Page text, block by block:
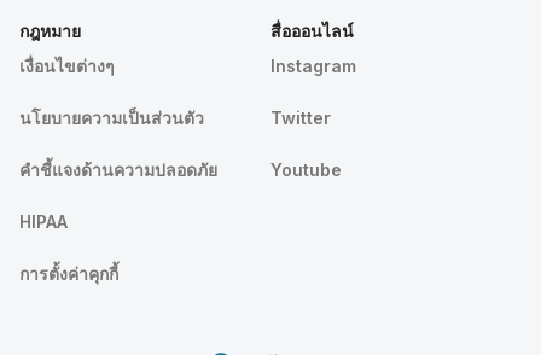
กฎหมาย
เงื่อนไขต่างๆ
นโยบายความเป็นส่วนตัว
คําชี้แจงด้านความปลอดภัย
HIPAA
การตั้งค่าคุกกี้
สื่อออนไลน์
Instagram
Twitter
Youtube